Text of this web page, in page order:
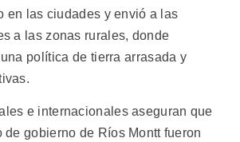
en las ciudades y envió a las
a las zonas rurales, donde
política de tierra arrasada y
e internacionales aseguran que
de gobierno de Ríos Montt fueron